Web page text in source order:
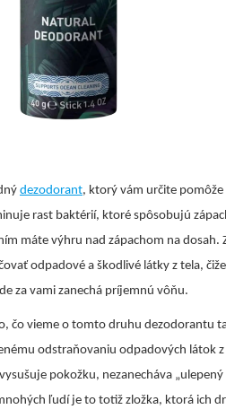
dezodorant, ktorý vám určite
rast baktérií, ktoré spôsobujú
máte výhru nad zápachom na dosah.
odpadové a škodlivé látky z tela,
za vami zanechá príjemnú vôňu.
čo vieme o tomto druhu dezodorantu
odstraňovaniu odpadových látok
pokožku, nezanecháva
ľudí je to totiž zložka, ktorá ich